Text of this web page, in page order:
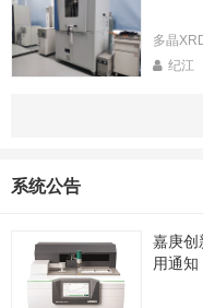
多晶
纪江
系统公告
嘉庚创
用通知